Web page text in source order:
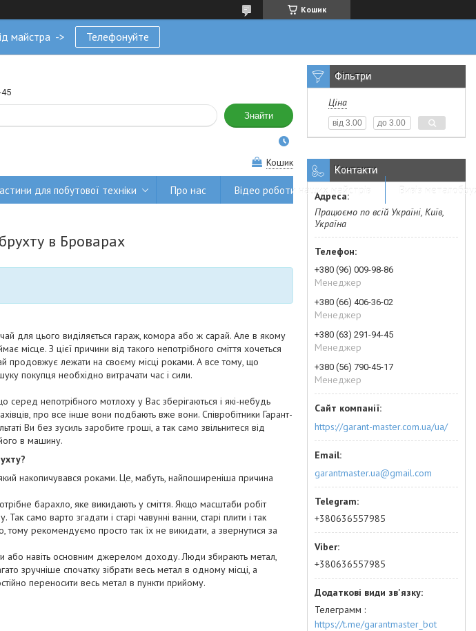
Кошик
майстра -> Телефонуйте
Знайти
Кошик
для побутової техніки Про нас Відео роботи наших майстрів Вивіз
в Броварах
для цього виділяється гараж, комора або ж сарай. Але в якому
місце. З цієї причини від такого непотрібного сміття хочеться
продовжує лежати на своєму місці роками. А все тому, що
покупця необхідно витрачати час і сили.
непотрібного мотлоху у Вас зберігаються і які-небудь
про все інше вони подбають вже вони. Співробітники Гарант-
Ви без зусиль заробите гроші, а так само звільнитеся від
його в машину.
накопичувався роками. Це, мабуть, найпоширеніша причина
барахло, яке викидають у сміття. Якщо масштаби робіт
само варто згадати і старі чавунні ванни, старі плити і так
тому рекомендуємо просто так їх не викидати, а звернутися за
або навіть основним джерелом доходу. Люди збирають метал,
зручніше спочатку зібрати весь метал в одному місці, а
переносити весь метал в пункти прийому.
Фільтри
Ціна
Контакти
Працюємо по всій Україні, Київ,
Україна
+380 (96) 009-98-86
Менеджер
+380 (66) 406-36-02
Менеджер
+380 (63) 291-94-45
Менеджер
+380 (56) 790-45-17
Менеджер
https://garant-master.com.ua/ua/
garantmaster.ua@gmail.com
+380636557985
+380636557985
Телеграмм
https://t.me/garantmaster_bot